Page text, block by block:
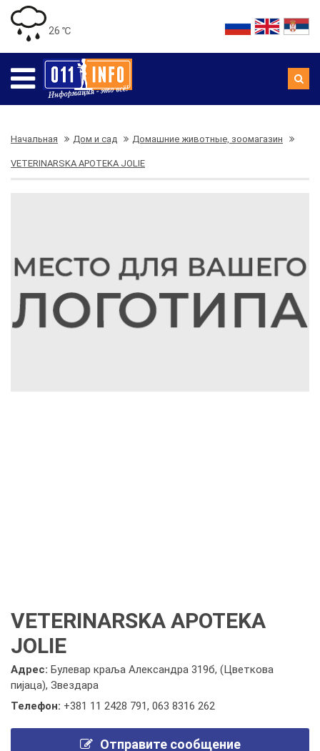
26 ℃
Начальная Дом и сад Домашние животные, зоомагазин
VETERINARSKA APOTEKA JOLIE
VETERINARSKA APOTEKA
JOLIE
Адрес: Булевар краља Александра 319б, (Цветкова
пијаца), Звездара
Телефон: +381 11 2428 791, 063 8316 262
Отправите сообщение